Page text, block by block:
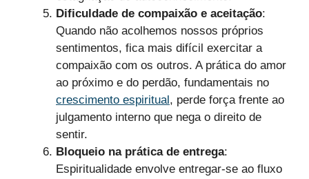
Dificuldade de compaixão e aceitação:
Quando não acolhemos nossos próprios
sentimentos, fica mais difícil exercitar a
compaixão com os outros. A prática do amor
ao próximo e do perdão, fundamentais no
crescimento espiritual , perde força frente ao
julgamento interno que nega o direito de
sentir.
Bloqueio na prática de entrega:
Espiritualidade envolve entregar-se ao fluxo